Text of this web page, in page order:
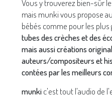
Vous y trouverez bien-sûr
mais munki vous propose
bébés comme pour les plus
tubes des crèches et des
mais aussi créations
auteurs/compositeurs et
contées par les meilleurs
munkic'est tout l'audio de